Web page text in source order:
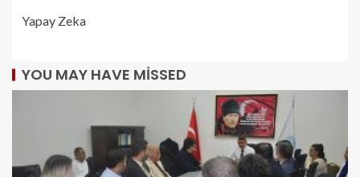
Yapay Zeka
YOU MAY HAVE MISSED